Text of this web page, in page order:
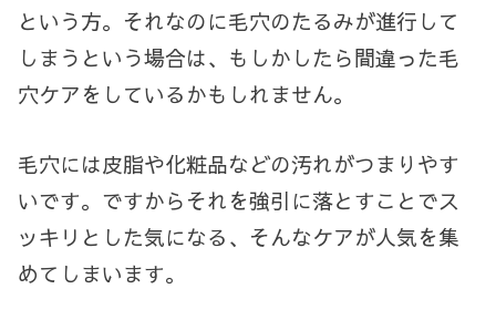
という方。それなのに毛穴のたるみが進行して
しまうという場合は、もしかしたら間違った毛
穴ケアをしているかもしれません。
毛穴には皮脂や化粧品などの汚れがつまりやす
いです。ですからそれを強引に落とすことでス
ッキリとした気になる、そんなケアが人気を集
めてしまいます。